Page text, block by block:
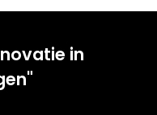
in